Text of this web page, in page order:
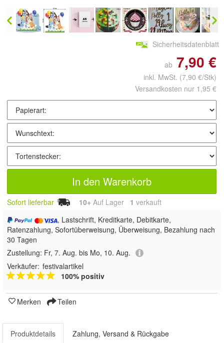
Sicherheitsdatenblatt
ab 7,90 €
inkl. MwSt. (7,90 €/Stk)
Versandkosten nur 1,95 €
In den Warenkorb
Sofort lieferbar 10+ Auf Lager 1 verkauft
, Lastschrift, Kreditkarte, Debitkarte,
Ratenzahlung, Sofortüberweisung, Überweisung, Bezahlung nach
30 Tagen
Zustellung: Fr, 7. Aug. bis Mo, 10. Aug.
Verkäufer: festivalartikel
100% positiv
Merken Teilen
Produktdetails Zahlung, Versand & Rückgabe